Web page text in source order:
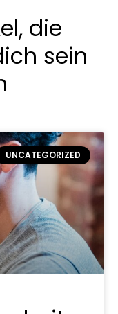
die
sein
UNCATEGORIZED